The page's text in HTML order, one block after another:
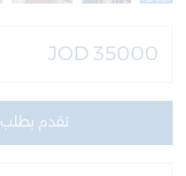
JOD 35000
تقدم بطلب